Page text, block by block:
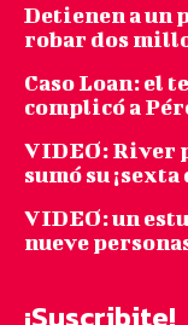
Detienen a un
robar dos
Caso Loan: el
complicó a
VIDEO: River
sumó su
VIDEO: un
nueve